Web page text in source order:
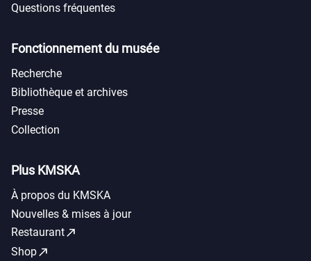
Questions fréquentes
Fonctionnement du musée
Recherche
Bibliothèque et archives
Presse
Collection
Plus KMSKA
À propos du KMSKA
Nouvelles & mises à jour
Restaurantcall_made
Shopcall_made